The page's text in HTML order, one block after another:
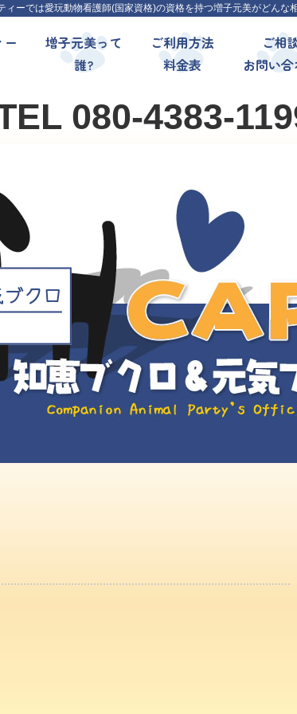
ーでは愛玩動物看護師(国家資格)の資格を持つ増子元美がどんな
ー
増子元美って
誰?
ご利用方法
料金表
ご相
お問い
080-4383-
クロ